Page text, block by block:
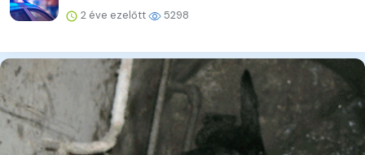
2 éve ezelőtt 5298